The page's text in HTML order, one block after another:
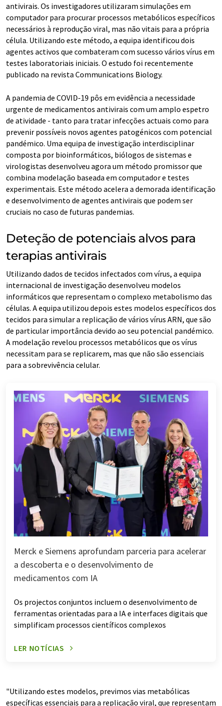
antivirais. Os investigadores utilizaram simulações em
computador para procurar processos metabólicos específicos
necessários à reprodução viral, mas não vitais para a própria
célula. Utilizando este método, a equipa identificou dois
agentes activos que combateram com sucesso vários vírus em
testes laboratoriais iniciais. O estudo foi recentemente
publicado na revista Communications Biology.
A pandemia de COVID-19 pôs em evidência a necessidade
urgente de medicamentos antivirais com um amplo espetro
de atividade - tanto para tratar infecções actuais como para
prevenir possíveis novos agentes patogénicos com potencial
pandémico. Uma equipa de investigação interdisciplinar
composta por bioinformáticos, biólogos de sistemas e
virologistas desenvolveu agora um método promissor que
combina modelação baseada em computador e testes
experimentais. Este método acelera a demorada identificação
e desenvolvimento de agentes antivirais que podem ser
cruciais no caso de futuras pandemias.
Deteção de potenciais alvos para
terapias antivirais
Utilizando dados de tecidos infectados com vírus, a equipa
internacional de investigação desenvolveu modelos
informáticos que representam o complexo metabolismo das
células. A equipa utilizou depois estes modelos específicos dos
tecidos para simular a replicação de vários vírus ARN, que são
de particular importância devido ao seu potencial pandémico.
A modelação revelou processos metabólicos que os vírus
necessitam para se replicarem, mas que não são essenciais
para a sobrevivência celular.
Merck e Siemens aprofundam parceria para acelerar
a descoberta e o desenvolvimento de
medicamentos com IA
Os projectos conjuntos incluem o desenvolvimento de
ferramentas orientadas para a IA e interfaces digitais que
simplificam processos científicos complexos
LER NOTÍCIAS
"Utilizando estes modelos, previmos vias metabólicas
específicas essenciais para a replicação viral, que representam